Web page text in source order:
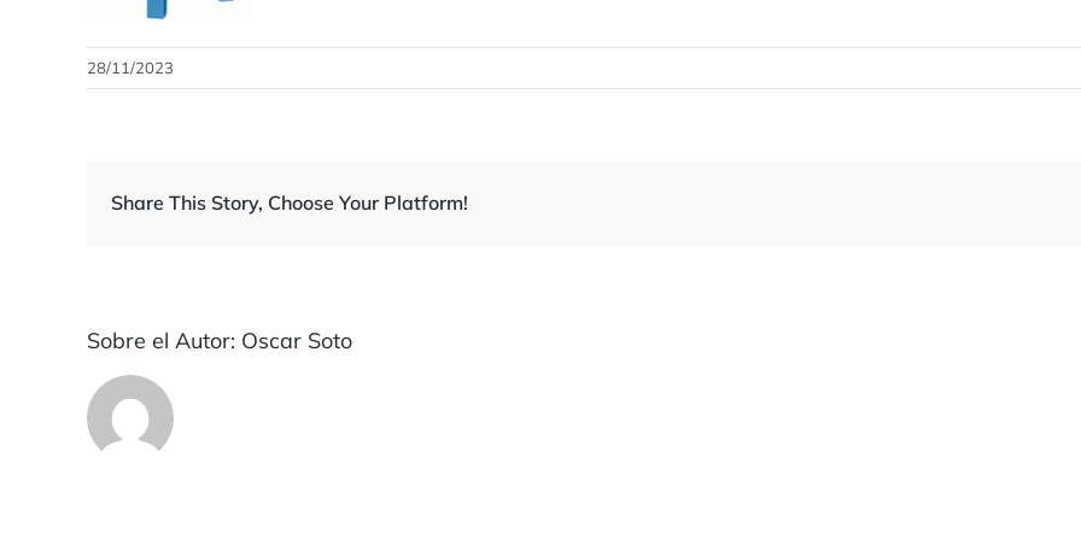
28/11/2023
Share This Story, Choose Your Platform!
Sobre el Autor: Oscar Soto